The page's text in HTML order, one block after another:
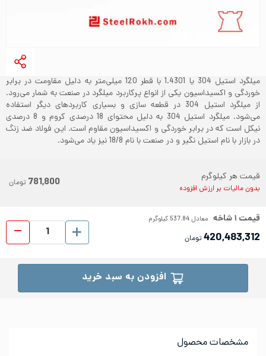
مشخصات محصول
میلگرد استیل 304 یا 1.4301 با قطر 120 میلی‌متر به دلیل مقاومت در برابر
خوردگی و اکسیداسیون یکی از انواع پرکاربرد میلگرد‌ در صنعت به شمار می‌رود.
از میلگرد استیل 304 در قطعه سازی و بسیاری کاربردهای دیگر استفاده
می‌شود. میلگرد استیل 304 به دلیل محتوای 18 درصدی کروم و 8 درصدی
نیکل است که در برابر خوردگی و اکسیداسیون مقاوم است. این فولاد ضد زنگ
در بازار با نام استیل نگیر و در صنعت با نام 18/8 نیز یاد می‌‌شود.
قیمت هر کیلوگرم
بدون مالیات بر ارزش افزوده 781,800 تومان
قیمت ۱شاخه معادل537.84 کیلوگرم
420,483,312تومان
افزودن به سبد خرید